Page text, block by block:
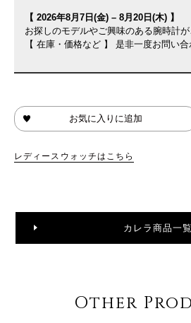
【 2026年8月7日(金) – 8月20日(木) 】
お探しのモデルやご興味のある腕時計
【 在庫・価格など 】 是非一度お問い
お気に入りに追加
レディースウォッチはこちら
カレラ商品一覧
Other